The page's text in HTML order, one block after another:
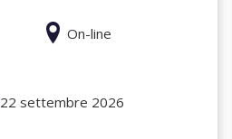
On-line
22 settembre 2026